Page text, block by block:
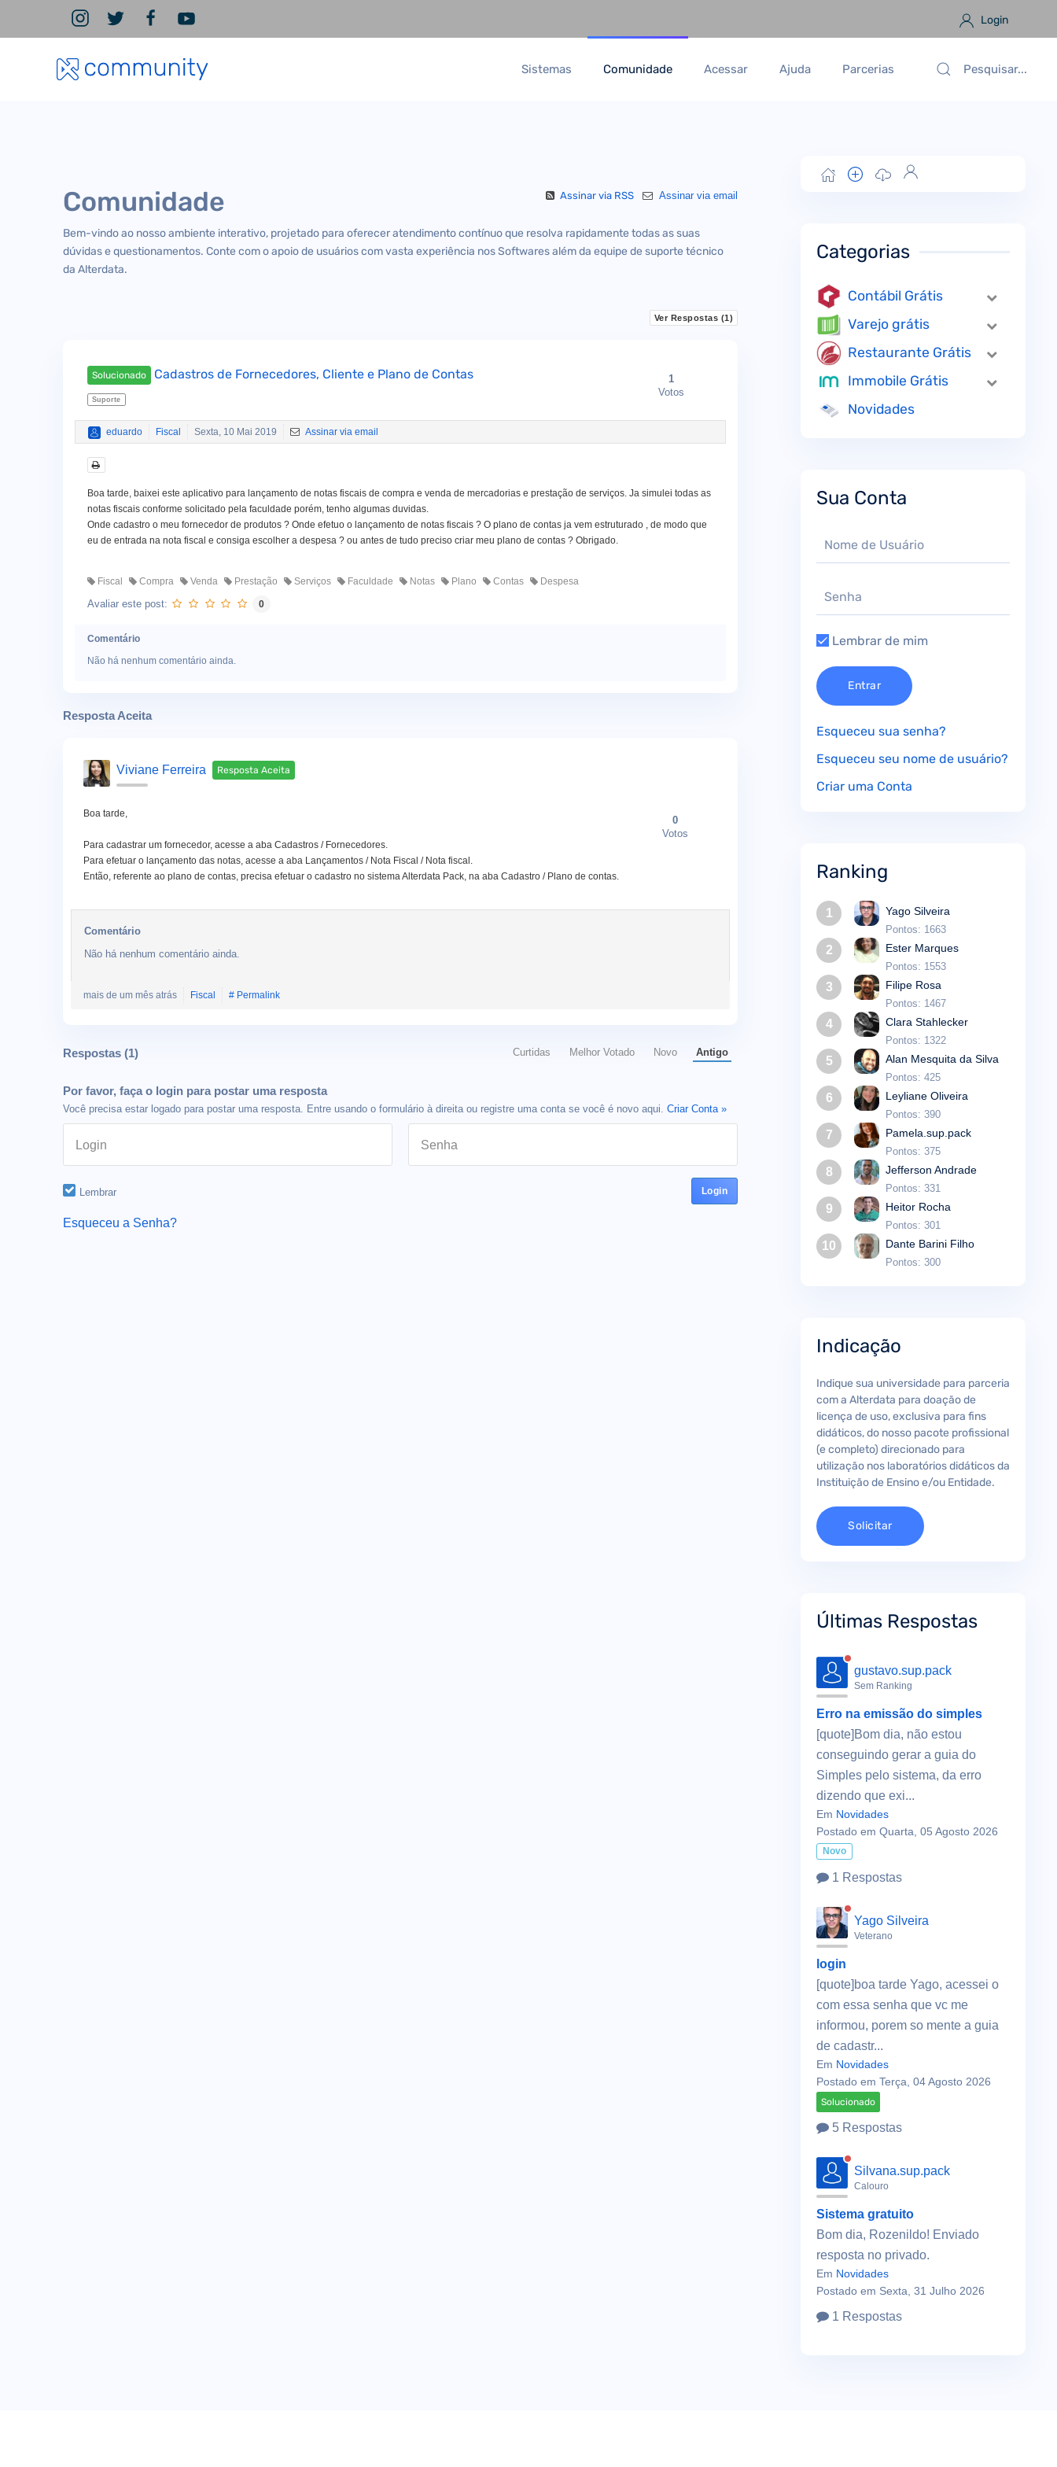
Login
Sistemas Comunidade Acessar Ajuda Parcerias
Comunidade
Bem-vindo ao nosso ambiente interativo, projetado para oferecer atendimento contínuo que resolva rapidamente todas as suas
dúvidas e questionamentos. Conte com o apoio de usuários com vasta experiência nos Softwares além da equipe de suporte técnico
da Alterdata.
Assinar via RSS Assinar via email
Ver Respostas (1)
Solucionado Cadastros de Fornecedores, Cliente e Plano de Contas
Suporte
1
Votos
eduardo Fiscal Sexta, 10 Mai 2019 Assinar via email
Boa tarde, baixei este aplicativo para lançamento de notas fiscais de compra e venda de mercadorias e prestação de serviços. Ja simulei todas as
notas fiscais conforme solicitado pela faculdade porém, tenho algumas duvidas.
Onde cadastro o meu fornecedor de produtos ? Onde efetuo o lançamento de notas fiscais ? O plano de contas ja vem estruturado , de modo que
eu de entrada na nota fiscal e consiga escolher a despesa ? ou antes de tudo preciso criar meu plano de contas ? Obrigado.
Fiscal Compra Venda Prestação Serviços Faculdade Notas Plano Contas Despesa
Avaliar este post: 0
Comentário
Não há nenhum comentário ainda.
Resposta Aceita
Viviane Ferreira Resposta Aceita
0
Votos
Boa tarde,
Para cadastrar um fornecedor, acesse a aba Cadastros / Fornecedores.
Para efetuar o lançamento das notas, acesse a aba Lançamentos / Nota Fiscal / Nota fiscal.
Então, referente ao plano de contas, precisa efetuar o cadastro no sistema Alterdata Pack, na aba Cadastro / Plano de contas.
Comentário
Não há nenhum comentário ainda.
mais de um mês atrás Fiscal # Permalink
Respostas (1) Curtidas Melhor Votado Novo Antigo
Por favor, faça o login para postar uma resposta
Você precisa estar logado para postar uma resposta. Entre usando o formulário à direita ou registre uma conta se você é novo aqui. Criar Conta »
Login Senha
Lembrar
Esqueceu a Senha?
Categorias
Contábil Grátis
Varejo grátis
Restaurante Grátis
Immobile Grátis
Novidades
Sua Conta
Lembrar de mim
Entrar
Esqueceu sua senha?
Esqueceu seu nome de usuário?
Criar uma Conta
Ranking
1 Yago Silveira
Pontos: 1663
2 Ester Marques
Pontos: 1553
3 Filipe Rosa
Pontos: 1467
4 Clara Stahlecker
Pontos: 1322
5 Alan Mesquita da Silva
Pontos: 425
6 Leyliane Oliveira
Pontos: 390
7 Pamela.sup.pack
Pontos: 375
8 Jefferson Andrade
Pontos: 331
9 Heitor Rocha
Pontos: 301
10 Dante Barini Filho
Pontos: 300
Indicação
Indique sua universidade para parceria
com a Alterdata para doação de
licença de uso, exclusiva para fins
didáticos, do nosso pacote profissional
(e completo) direcionado para
utilização nos laboratórios didáticos da
Instituição de Ensino e/ou Entidade.
Solicitar
Últimas Respostas
gustavo.sup.pack
Sem Ranking
Erro na emissão do simples
[quote]Bom dia, não estou
conseguindo gerar a guia do
Simples pelo sistema, da erro
dizendo que exi...
Em Novidades
Postado em Quarta, 05 Agosto 2026
Novo
1 Respostas
Yago Silveira
Veterano
login
[quote]boa tarde Yago, acessei o
com essa senha que vc me
informou, porem so mente a guia
de cadastr...
Em Novidades
Postado em Terça, 04 Agosto 2026
Solucionado
5 Respostas
Silvana.sup.pack
Calouro
Sistema gratuito
Bom dia, Rozenildo! Enviado
resposta no privado.
Em Novidades
Postado em Sexta, 31 Julho 2026
1 Respostas